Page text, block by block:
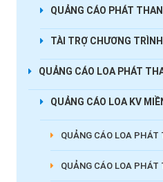
QUẢNG CÁO PHÁT
TÀI TRỢ CHƯƠNG
QUẢNG CÁO LOA PHÁT
QUẢNG CÁO LOA KV
QUẢNG CÁO LOA
QUẢNG CÁO LOA